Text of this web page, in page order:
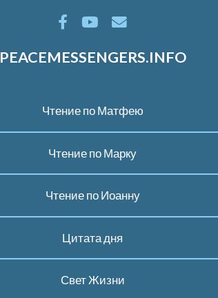
PEACEMESSENGERS.INFO
Чтение по Матфею
Чтение по Марку
Чтение по Иоанну
Цитата дня
Свет Жизни